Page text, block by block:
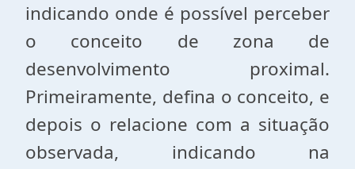
indicando onde é possível perceber
o conceito de zona de
desenvolvimento proximal.
Primeiramente, defina o conceito, e
depois o relacione com a situação
observada, indicando na